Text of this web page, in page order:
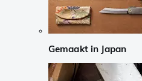
Gemaakt in Japan